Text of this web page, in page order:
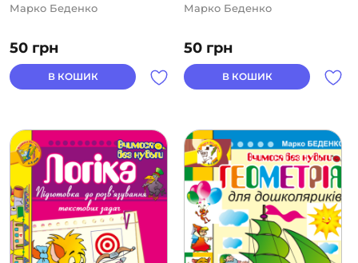
50 грн
Марко Беденко
В КОШИК
50 грн
Марко Беденко
В КОШИК